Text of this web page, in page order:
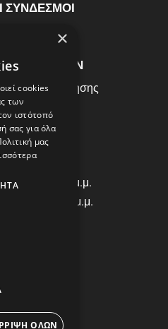
ΣΥΝΔΕΣΜΟΙ
ΠΕΛΑΤΩΝ
- Όροι Χρήσης
Χρήσης
π.μ. - 18:00 μ.μ.
π.μ. - 14:00 μ.μ.
456 9068
×
cookies
των
ιστότοπό
σας για όλα
μας
ΌΛΩΝ